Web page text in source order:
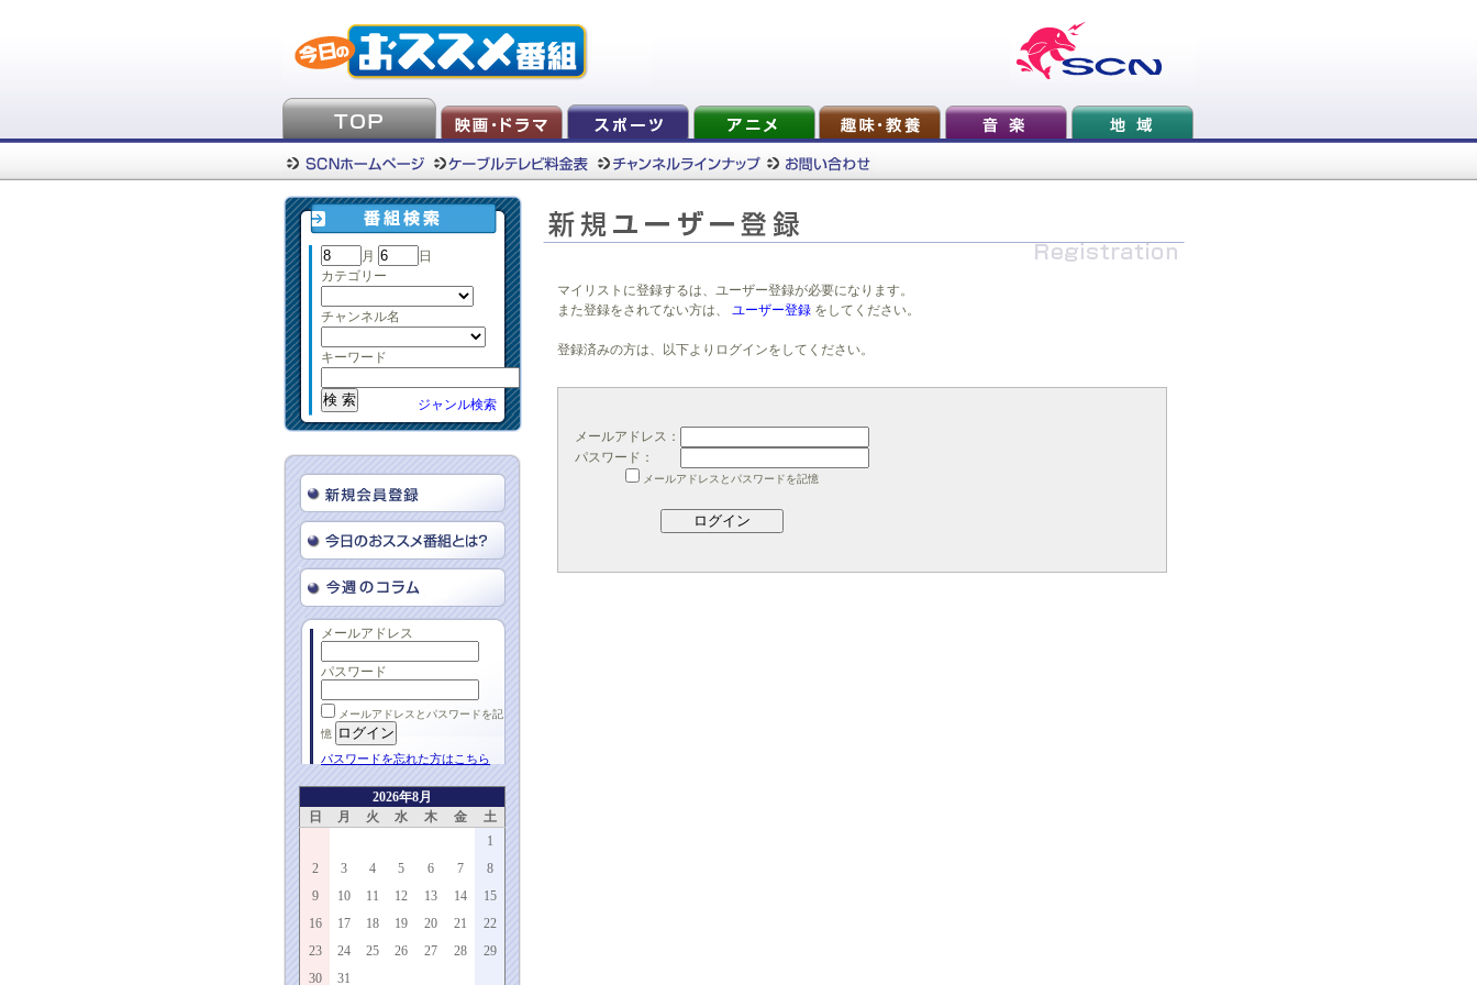
月
日
カテゴリー
チャンネル名
キーワード
ジャンル検索
メールアドレス
パスワード
メールアドレスとパスワードを記
憶
パスワードを忘れた方はこちら
2026年8月
日
月 火 水 木 金
土
1
2
3 4 5 6 7
8
9
10 11 12 13 14
15
16
17 18 19 20 21
22
23
24 25 26 27 28
29
30
31
マイリストに登録するは、ユーザー登録が必要になります。
また登録をされてない方は、
ユーザー登録 をしてください。
登録済みの方は、以下よりログインをしてください。
メールアドレス：
パスワード：
メールアドレスとパスワードを記憶